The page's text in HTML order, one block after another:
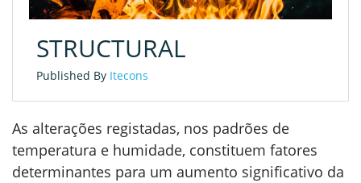
STRUCTURAL
Published By Itecons
As alterações registadas, nos padrões de
temperatura e humidade, constituem fatores
determinantes para um aumento significativo da